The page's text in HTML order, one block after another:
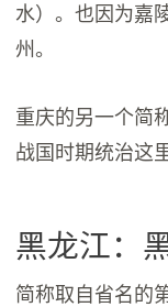
水）。也因为嘉
州。
重庆的另一个简
战国时期统治这
黑龙江：
简称取自省名的